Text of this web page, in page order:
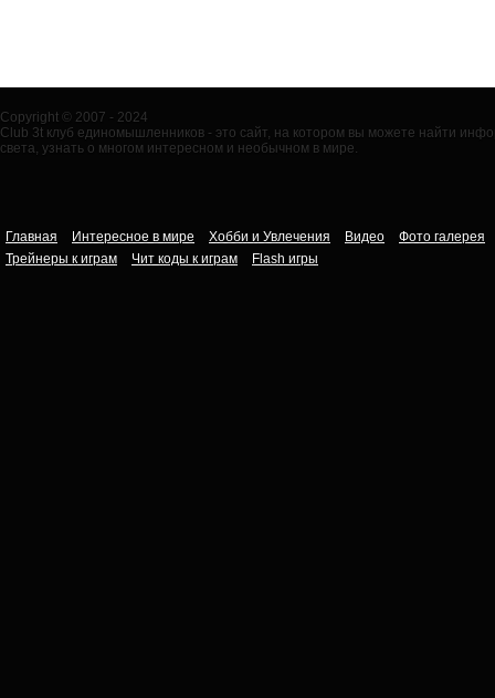
Copyright © 2007 - 2024
Club 3t клуб единомышленников - это сайт, на котором вы можете найти
света, узнать о многом интересном и необычном в мире.
Главная Интересное в мире Хобби и Увлечения Видео
Фото галерея
Трейнеры к играм
Чит коды к играм Flash игры